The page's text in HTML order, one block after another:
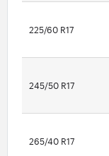
225/60 R17
245/50 R17
265/40 R17